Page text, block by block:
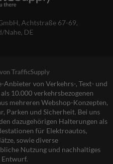
Achtstraße 67-69,
Nahe, DE
TrafficSupply
von Verkehrs-, Text- und
10.000 verkehrsbezogenen
mehreren Webshop-Konzepten,
Parken und Sicherheit. Bei uns
dazugehörigen Halterungen als
für Elektroautos,
sowie diverse
Nutzung und nachhaltiges